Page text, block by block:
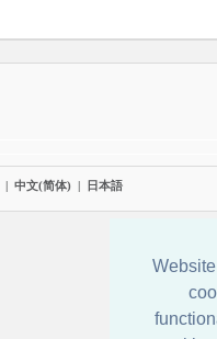
| 中文(简体) | 日本語